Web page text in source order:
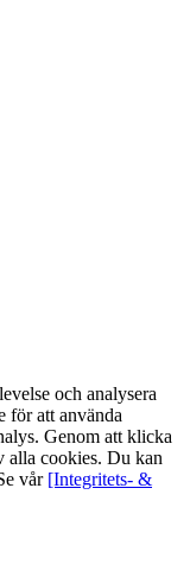
och analysera
för att använda
Genom att klicka
alla cookies. Du kan
vår [Integritets- &